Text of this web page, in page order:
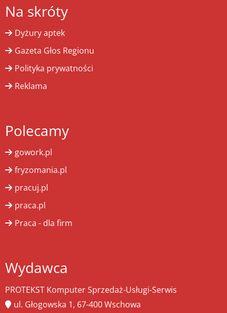
Na skróty
Dyżury aptek
Gazeta Głos Regionu
Polityka prywatności
Reklama
Polecamy
gowork.pl
fryzomania.pl
pracuj.pl
praca.pl
Praca - dla firm
Wydawca
PROTEKST Komputer Sprzedaż-Usługi-Serwis
ul. Głogowska 1, 67-400 Wschowa